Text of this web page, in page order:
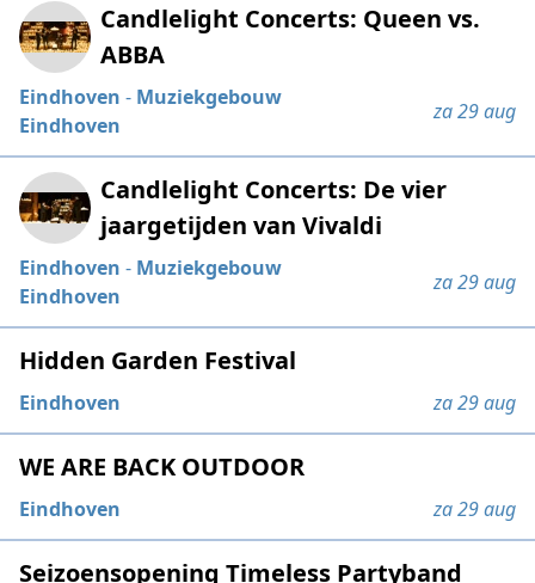
Candlelight Concerts: Queen vs.
ABBA
Eindhoven - Muziekgebouw
Eindhoven
za 29 aug
Candlelight Concerts: De vier
jaargetijden van Vivaldi
Eindhoven - Muziekgebouw
Eindhoven
za 29 aug
Hidden Garden Festival
Eindhoven za 29 aug
WE ARE BACK OUTDOOR
Eindhoven za 29 aug
Seizoensopening Timeless Partyband